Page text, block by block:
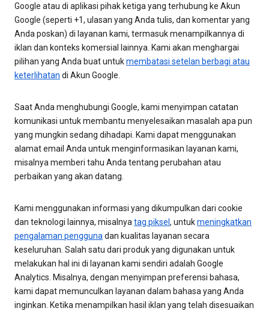
Google atau di aplikasi pihak ketiga yang terhubung ke Akun
Google (seperti +1, ulasan yang Anda tulis, dan komentar yang
Anda poskan) di layanan kami, termasuk menampilkannya di
iklan dan konteks komersial lainnya. Kami akan menghargai
pilihan yang Anda buat untukmembatasi setelan berbagi atau
keterlihatan di Akun Google.
Saat Anda menghubungi Google, kami menyimpan catatan
komunikasi untuk membantu menyelesaikan masalah apa pun
yang mungkin sedang dihadapi. Kami dapat menggunakan
alamat email Anda untuk menginformasikan layanan kami,
misalnya memberi tahu Anda tentang perubahan atau
perbaikan yang akan datang.
Kami menggunakan informasi yang dikumpulkan dari cookie
dan teknologi lainnya, misalnyatag piksel , untukmeningkatkan
pengalaman penggunadan kualitas layanan secara
keseluruhan. Salah satu dari produk yang digunakan untuk
melakukan hal ini di layanan kami sendiri adalah Google
Analytics. Misalnya, dengan menyimpan preferensi bahasa,
kami dapat memunculkan layanan dalam bahasa yang Anda
inginkan. Ketika menampilkan hasil iklan yang telah disesuaikan